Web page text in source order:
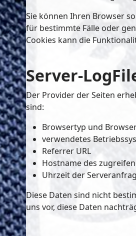
Sie können Ihren Browser
für bestimmte Fälle oder
Cookies kann die
Server-
Der Provider der Seiten
sind:
Browsertyp und
verwendetes
Referrer URL
Hostname des
Uhrzeit der
Diese Daten sind nicht
uns vor, diese Daten